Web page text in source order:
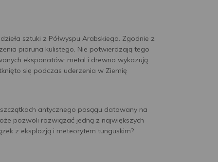
sztuki z Półwyspu Arabskiego. Zgodnie z
pioruna kulistego. Nie potwierdzają tego
eksponatów: metal i drewno wykazują
się podczas uderzenia w Ziemię
antycznego posągu datowany na
pozwoli rozwiązać jedną z największych
z eksplozją i meteorytem tunguskim?